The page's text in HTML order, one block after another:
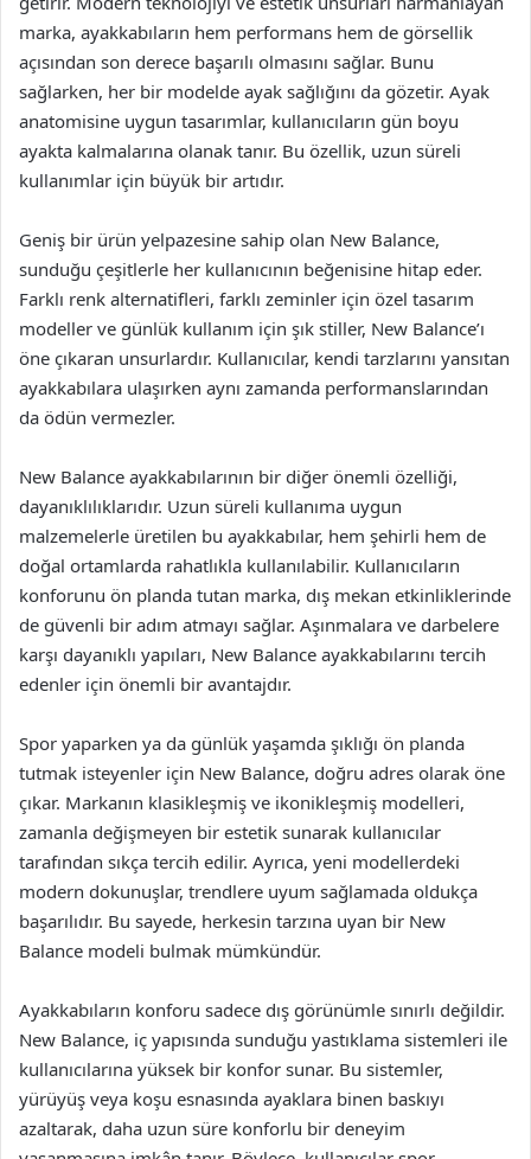
marka, ayakkabıların hem performans hem de görsellik
açısından son derece başarılı olmasını sağlar. Bunu
sağlarken, her bir modelde ayak sağlığını da gözetir. Ayak
anatomisine uygun tasarımlar, kullanıcıların gün boyu
ayakta kalmalarına olanak tanır. Bu özellik, uzun süreli
kullanımlar için büyük bir artıdır.
Geniş bir ürün yelpazesine sahip olan New Balance,
sunduğu çeşitlerle her kullanıcının beğenisine hitap eder.
Farklı renk alternatifleri, farklı zeminler için özel tasarım
modeller ve günlük kullanım için şık stiller, New Balance’ı
öne çıkaran unsurlardır. Kullanıcılar, kendi tarzlarını yansıtan
ayakkabılara ulaşırken aynı zamanda performanslarından
da ödün vermezler.
New Balance ayakkabılarının bir diğer önemli özelliği,
dayanıklılıklarıdır. Uzun süreli kullanıma uygun
malzemelerle üretilen bu ayakkabılar, hem şehirli hem de
doğal ortamlarda rahatlıkla kullanılabilir. Kullanıcıların
konforunu ön planda tutan marka, dış mekan etkinliklerinde
de güvenli bir adım atmayı sağlar. Aşınmalara ve darbelere
karşı dayanıklı yapıları, New Balance ayakkabılarını tercih
edenler için önemli bir avantajdır.
Spor yaparken ya da günlük yaşamda şıklığı ön planda
tutmak isteyenler için New Balance, doğru adres olarak öne
çıkar. Markanın klasikleşmiş ve ikonikleşmiş modelleri,
zamanla değişmeyen bir estetik sunarak kullanıcılar
tarafından sıkça tercih edilir. Ayrıca, yeni modellerdeki
modern dokunuşlar, trendlere uyum sağlamada oldukça
başarılıdır. Bu sayede, herkesin tarzına uyan bir New
Balance modeli bulmak mümkündür.
Ayakkabıların konforu sadece dış görünümle sınırlı değildir.
New Balance, iç yapısında sunduğu yastıklama sistemleri ile
kullanıcılarına yüksek bir konfor sunar. Bu sistemler,
yürüyüş veya koşu esnasında ayaklara binen baskıyı
azaltarak, daha uzun süre konforlu bir deneyim